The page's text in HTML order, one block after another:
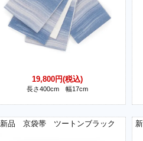
19,800円(税込)
長さ400cm 幅17cm
新品 京袋帯 ツートンブラック